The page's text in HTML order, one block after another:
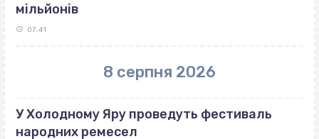
мільйонів
07:41
8 серпня 2026
У Холодному Яру проведуть фестиваль
народних ремесел